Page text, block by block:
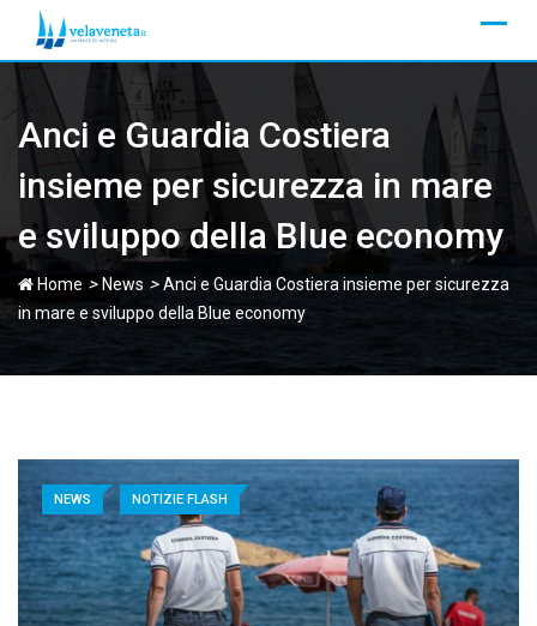
content
Anci e Guardia Costiera
insieme per sicurezza in mare
e sviluppo della Blue economy
Home > News >Anci e Guardia Costiera insieme per sicurezza
in mare e sviluppo della Blue economy
NEWS NOTIZIE FLASH